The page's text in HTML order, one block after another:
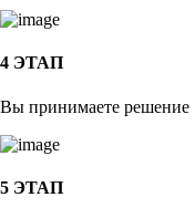
4 ЭТАП
Вы принимаете решение
5 ЭТАП